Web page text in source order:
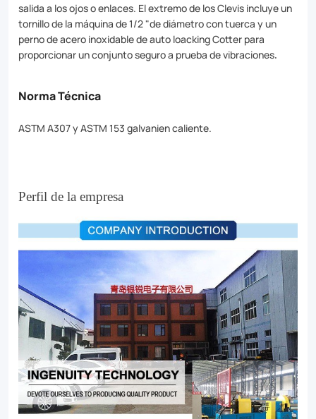
salida a los ojos o enlaces. El extremo de los Clevis incluye un
tornillo de la máquina de 1/2 "de diámetro con tuerca y un
perno de acero inoxidable de auto loacking Cotter para
proporcionar un conjunto seguro a prueba de vibraciones.
Norma Técnica
ASTM A307 y ASTM 153 galvanien caliente.
Perfil de la empresa